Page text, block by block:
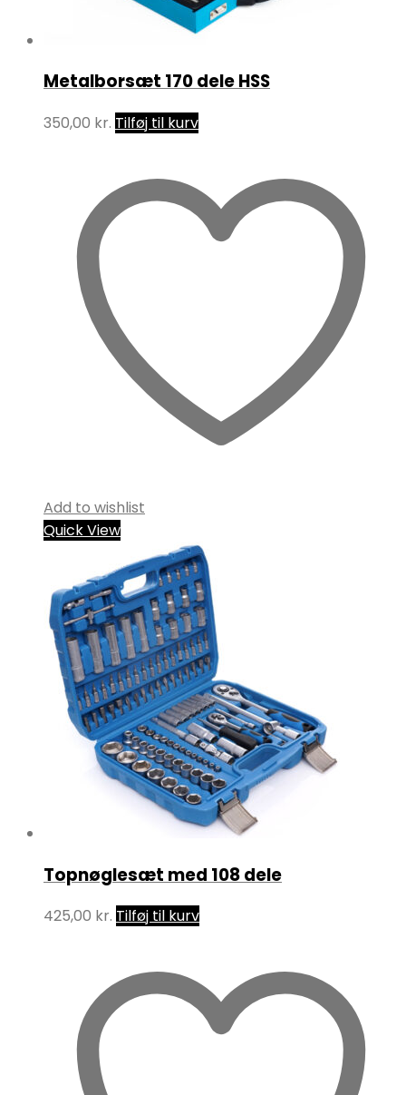
Metalborsæt 170 dele HSS
350,00 kr. Tilføj til kurv
Add to wishlist
Quick View
Topnøglesæt med 108 dele
425,00 kr. Tilføj til kurv